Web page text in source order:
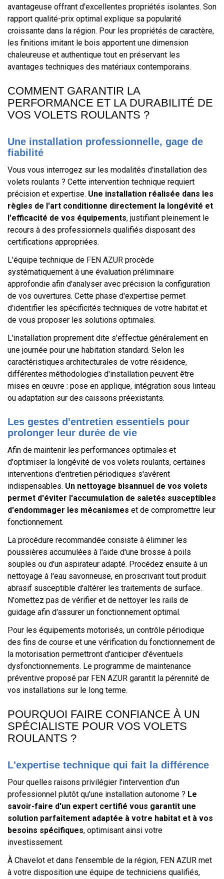
avantageuse offrant d'excellentes propriétés isolantes. Son
rapport qualité-prix optimal explique sa popularité
croissante dans la région. Pour les propriétés de caractère,
les finitions imitant le bois apportent une dimension
chaleureuse et authentique tout en préservant les
avantages techniques des matériaux contemporains.
COMMENT GARANTIR LA
PERFORMANCE ET LA DURABILITÉ DE
VOS VOLETS ROULANTS ?
Une installation professionnelle, gage de
fiabilité
Vous vous interrogez sur les modalités d'installation des
volets roulants ? Cette intervention technique requiert
précision et expertise. Une installation réalisée dans les
règles de l'art conditionne directement la longévité et
l'efficacité de vos équipements, justifiant pleinement le
recours à des professionnels qualifiés disposant des
certifications appropriées.
L'équipe technique de FEN AZUR procède
systématiquement à une évaluation préliminaire
approfondie afin d'analyser avec précision la configuration
de vos ouvertures. Cette phase d'expertise permet
d'identifier les spécificités techniques de votre habitat et
de vous proposer les solutions optimales.
L'installation proprement dite s'effectue généralement en
une journée pour une habitation standard. Selon les
caractéristiques architecturales de votre résidence,
différentes méthodologies d'installation peuvent être
mises en œuvre : pose en applique, intégration sous linteau
ou adaptation sur des caissons préexistants.
Les gestes d'entretien essentiels pour
prolonger leur durée de vie
Afin de maintenir les performances optimales et
d'optimiser la longévité de vos volets roulants, certaines
interventions d'entretien périodiques s'avèrent
indispensables. Un nettoyage bisannuel de vos volets
permet d'éviter l'accumulation de saletés susceptibles
d'endommager les mécanismes et de compromettre leur
fonctionnement.
La procédure recommandée consiste à éliminer les
poussières accumulées à l'aide d'une brosse à poils
souples ou d'un aspirateur adapté. Procédez ensuite à un
nettoyage à l'eau savonneuse, en proscrivant tout produit
abrasif susceptible d'altérer les traitements de surface.
N'omettez pas de vérifier et de nettoyer les rails de
guidage afin d'assurer un fonctionnement optimal.
Pour les équipements motorisés, un contrôle périodique
des fins de course et une vérification du fonctionnement de
la motorisation permettront d'anticiper d'éventuels
dysfonctionnements. Le programme de maintenance
préventive proposé par FEN AZUR garantit la pérennité de
vos installations sur le long terme.
POURQUOI FAIRE CONFIANCE À UN
SPÉCIALISTE POUR VOS VOLETS
ROULANTS ?
L'expertise technique qui fait la différence
Pour quelles raisons privilégier l'intervention d'un
professionnel plutôt qu'une installation autonome ? Le
savoir-faire d'un expert certifié vous garantit une
solution parfaitement adaptée à votre habitat et à vos
besoins spécifiques, optimisant ainsi votre
investissement.
À Chavelot et dans l'ensemble de la région, FEN AZUR met
à votre disposition une équipe de techniciens qualifiés,